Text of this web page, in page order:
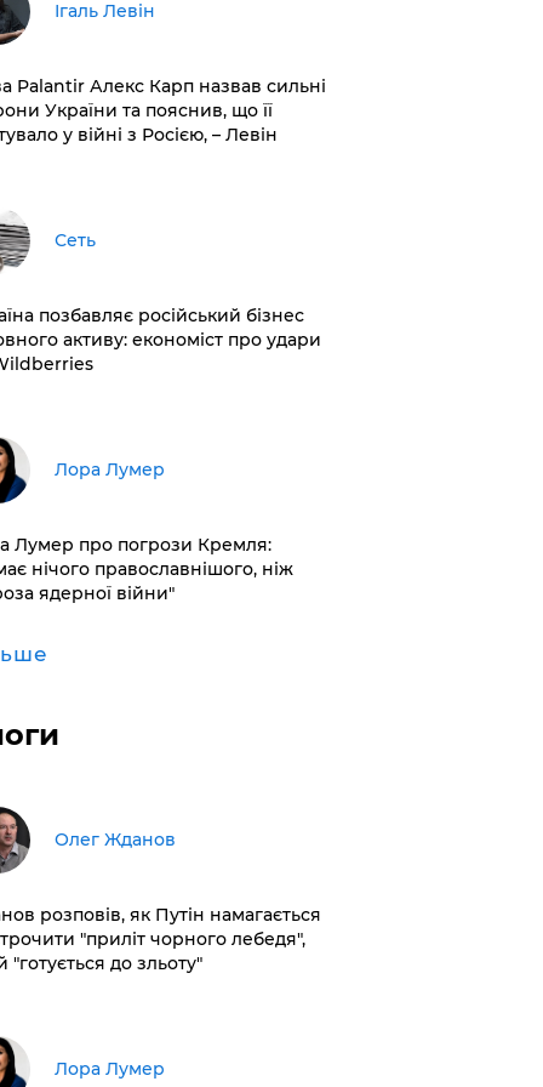
Ігаль Левін
Palantir Алекс Карп назвав сильні
України та пояснив, що її
у війні з Росією, – Левін
Сеть
позбавляє російський бізнес
активу: економіст про удари
​Лора Лумер
Лумер про погрози Кремля:
нічого православнішого, ніж
ядерної війни"
Олег Жданов
розповів, як Путін намагається
"приліт чорного лебедя",
"готується до зльоту"
​Лора Лумер